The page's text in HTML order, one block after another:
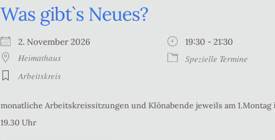
Was gibt`s Neues?
2. November 2026 19:30 - 21:30
Heimathaus
Spezielle Termine
Arbeitskreis
monatliche Arbeitskreissitzungen und Klönabende jeweils am 1.Montag
19.30 Uhr